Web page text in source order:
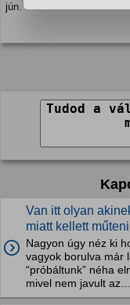
jún. 1. 21:57
Van itt olyan
miatt kellett
Nagyon úgy néz ki
vagyok borulva már
“próbáltunk” néha
mivel nem javult az...